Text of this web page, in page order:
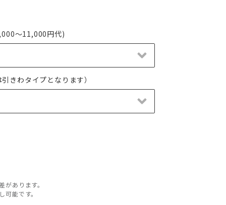
～11,000円代)
きわタイプとなります）
あります。
能です。